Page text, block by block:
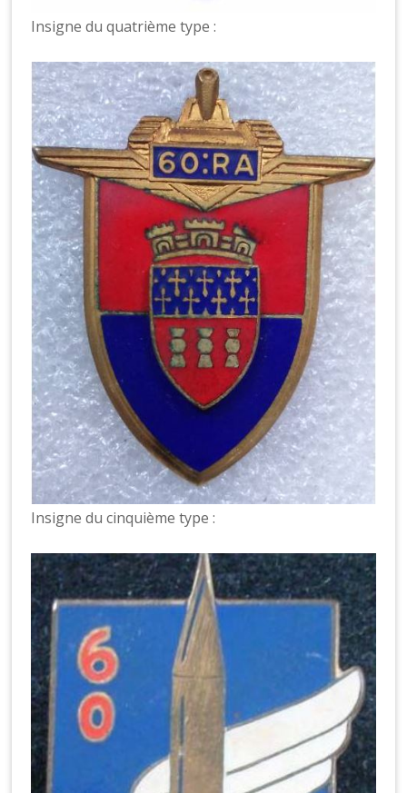
Insigne du quatrième type :
Insigne du cinquième type :